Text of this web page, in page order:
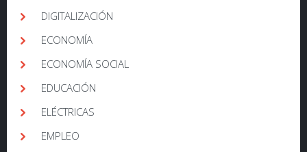
DIGITALIZACIÓN
ECONOMÍA
ECONOMÍA SOCIAL
EDUCACIÓN
ELÉCTRICAS
EMPLEO